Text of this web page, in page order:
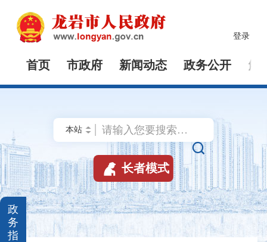
政
务
指
登录
首页 市政府 新闻动态 政务公开 解

 长者模式